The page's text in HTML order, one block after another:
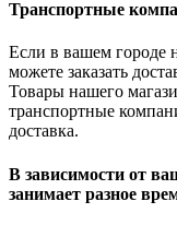
Транспортные
Если в вашем городе
можете заказать
Товары нашего
транспортные
доставка.
В зависимости от
занимает разное